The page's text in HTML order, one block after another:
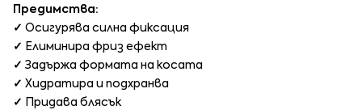
Предимства:
✓ Осигурява силна фиксация
✓ Елиминира фриз ефект
✓ Задържа формата на косата
✓ Хидратира и подхранва
✓
Придава блясък